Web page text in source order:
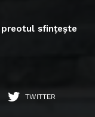
preotul sfințește
TWITTER